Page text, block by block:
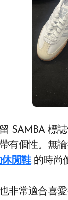
SAMBA 標
有個性。無
閒鞋的時尚
非常適合喜